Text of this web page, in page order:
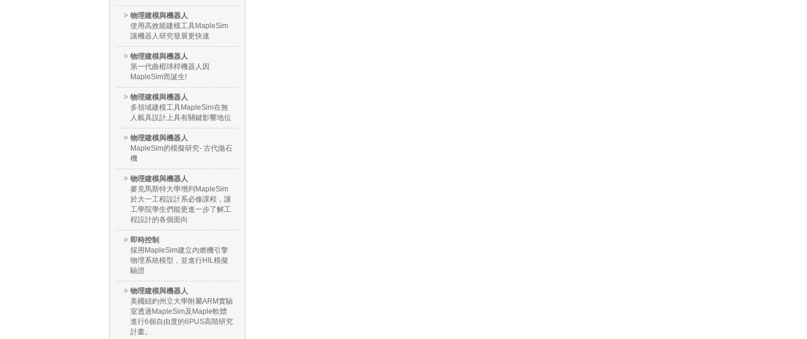
物理建模與機器人
使用高效能建模工具MapleSim
讓機器人研究發展更快速
物理建模與機器人
第一代曲棍球桿機器人因
MapleSim而誕生!
物理建模與機器人
多領域建模工具MapleSim在無
人載具設計上具有關鍵影響地位
物理建模與機器人
MapleSim的模擬研究- 古代拋石
機
物理建模與機器人
麥克馬斯特大學增列MapleSim
於大一工程設計系必修課程，讓
工學院學生們能更進一步了解工
程設計的各個面向
即時控制
採用MapleSim建立內燃機引擎
物理系統模型，並進行HIL模擬
驗證
物理建模與機器人
美國紐約州立大學附屬ARM實驗
室透過MapleSim及Maple軟體
進行6個自由度的6PUS高階研究
計畫。